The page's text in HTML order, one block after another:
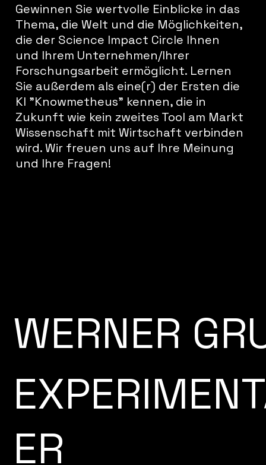
Gewinnen Sie wertvolle Einblicke in das
Thema, die Welt und die Möglichkeiten,
die der Science Impact Circle Ihnen
und Ihrem Unternehmen/Ihrer
Forschungsarbeit ermöglicht. Lernen
Sie außerdem als eine(r) der Ersten die
KI "Knowmetheus" kennen, die in
Zukunft wie kein zweites Tool am Markt
Wissenschaft mit Wirtschaft verbinden
wird. Wir freuen uns auf Ihre Meinung
und Ihre Fragen!
WERNER
ER